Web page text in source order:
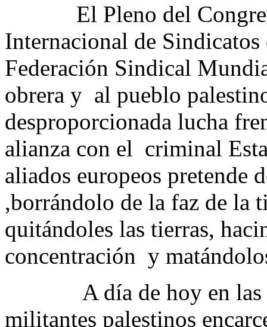
El Pleno del
Internacional de
Federación Sindical
obrera y al pueblo
desproporcionada lucha
alianza con el criminal
aliados europeos pretende
,borrándolo de la faz de la
quitándoles las tierras,
concentración y
A día de hoy en las
militantes palestinos